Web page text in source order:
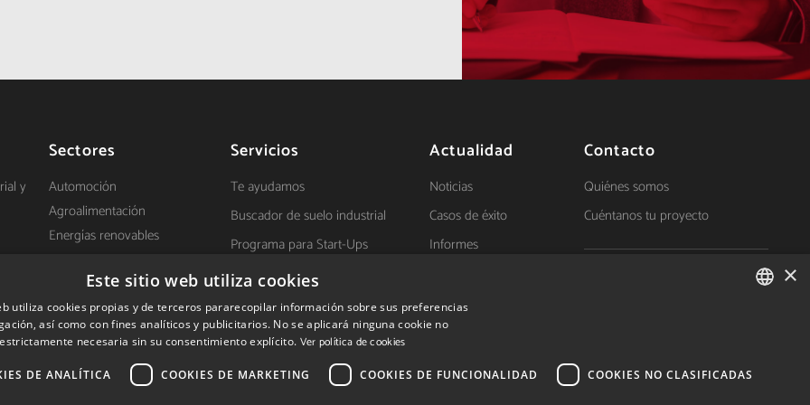
y
Sectores
Automoción
Agroalimentación
Energías renovables
Servicios
Te ayudamos
Buscador de suelo industrial
Programa para Start-Ups
Establecimiento de empresas
extranjeras en Navarra
Ayudas a la inversión
Actualidad
Noticias
Casos de éxito
Informes
Contacto
Quiénes somos
Cuéntanos tu proyecto
Pamplona, Navarra.
×
Este sitio web utiliza cookies
utiliza cookies propias y de terceros pararecopilar información sobre sus preferencias
así como con fines analíticos y publicitarios. No se aplicará ninguna cookie no
estrictamente necesaria sin su consentimiento explícito. Ver política de cookies
DE ANALÍTICA COOKIES DE MARKETING COOKIES DE FUNCIONALIDAD COOKIES NO CLASIFICADAS